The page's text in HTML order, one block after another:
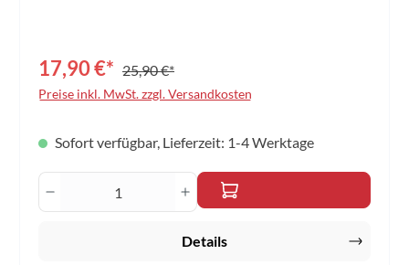
17,90 €* 25,90 €*
Preise inkl. MwSt. zzgl. Versandkosten
Sofort verfügbar, Lieferzeit: 1-4 Werktage
Produkt Anzahl: Gib den gewünschten
Details